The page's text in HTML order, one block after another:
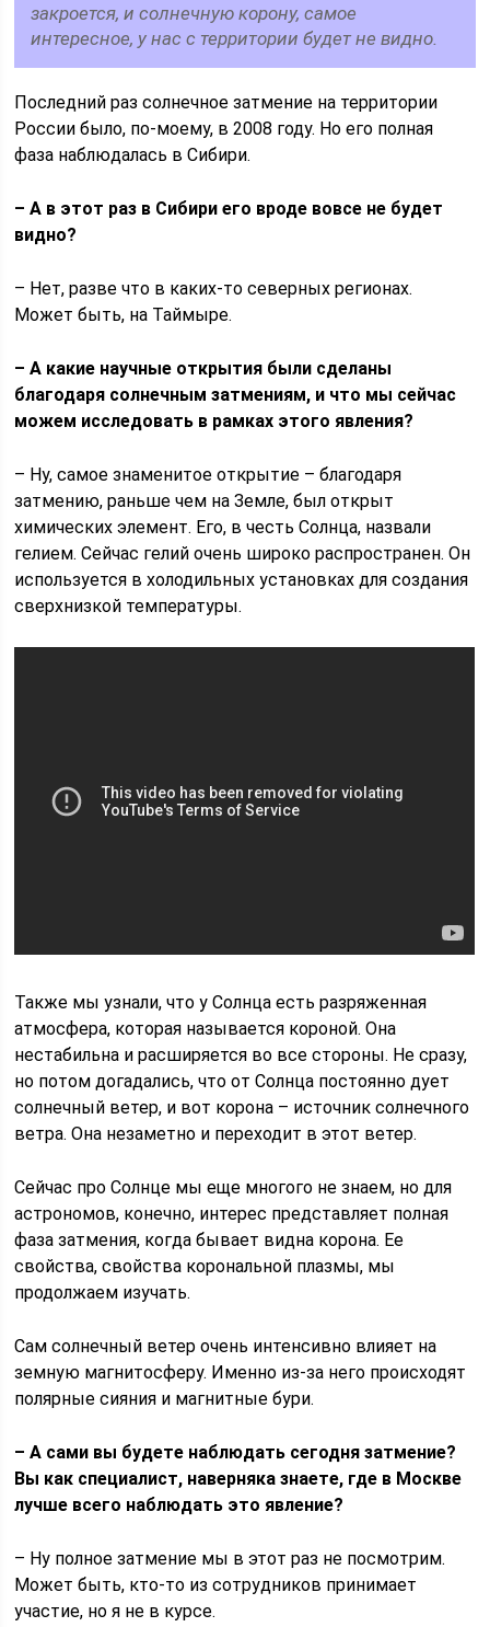
закроется, и солнечную корону, самое
интересное, у нас с территории будет не видно.
Последний раз солнечное затмение на территории
России было, по-моему, в 2008 году. Но его полная
фаза наблюдалась в Сибири.
– А в этот раз в Сибири его вроде вовсе не будет
видно?
– Нет, разве что в каких-то северных регионах.
Может быть, на Таймыре.
– А какие научные открытия были сделаны
благодаря солнечным затмениям, и что мы сейчас
можем исследовать в рамках этого явления?
– Ну, самое знаменитое открытие – благодаря
затмению, раньше чем на Земле, был открыт
химических элемент. Его, в честь Солнца, назвали
гелием. Сейчас гелий очень широко распространен. Он
используется в холодильных установках для создания
сверхнизкой температуры.
Также мы узнали, что у Солнца есть разряженная
атмосфера, которая называется короной. Она
нестабильна и расширяется во все стороны. Не сразу,
но потом догадались, что от Солнца постоянно дует
солнечный ветер, и вот корона – источник солнечного
ветра. Она незаметно и переходит в этот ветер.
Сейчас про Солнце мы еще многого не знаем, но для
астрономов, конечно, интерес представляет полная
фаза затмения, когда бывает видна корона. Ее
свойства, свойства корональной плазмы, мы
продолжаем изучать.
Сам солнечный ветер очень интенсивно влияет на
земную магнитосферу. Именно из-за него происходят
полярные сияния и магнитные бури.
– А сами вы будете наблюдать сегодня затмение?
Вы как специалист, наверняка знаете, где в Москве
лучше всего наблюдать это явление?
– Ну полное затмение мы в этот раз не посмотрим.
Может быть, кто-то из сотрудников принимает
участие, но я не в курсе.